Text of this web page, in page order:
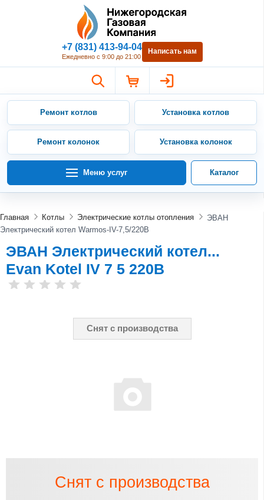
Нижегородская Газовая
+7 (831) 413-94-04
Ежедневно с 9:00 до 21:00
Написать нам
Ремонт котлов Установка котлов
Ремонт колонок Установка колонок
Меню услуг Каталог
Главная Котлы Электрические котлы отопления
ЭВАН
Электрический котел Warmos-IV-7,5/220B
ЭВАН Электрический котел...
Evan Kotel IV 7 5 220B
Снят с производства
Снят с производства